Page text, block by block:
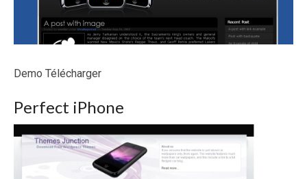
Demo Télécharger
Perfect iPhone